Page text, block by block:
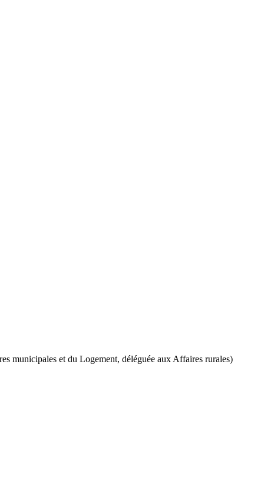
municipales et du Logement, déléguée aux Affaires rurales)